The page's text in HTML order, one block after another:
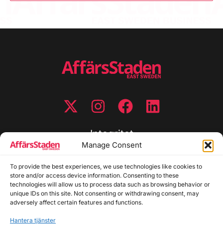
Manage Consent
To provide the best experiences, we use technologies like cookies to
store and/or access device information. Consenting to these
technologies will allow us to process data such as browsing behavior or
unique IDs on this site. Not consenting or withdrawing consent, may
adversely affect certain features and functions.
Hantera tjänster
Integritet
Cookiepolicy
Disclaimer
Redaktionell policy
Utgivarinformation